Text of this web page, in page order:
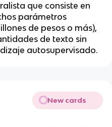
que consiste en
parámetros
de pesos o más),
de texto sin
autosupervisado.
New cards